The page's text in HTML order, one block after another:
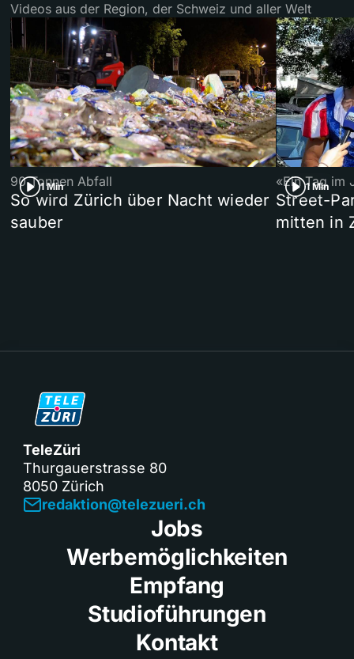
Videos aus der Region, der Schweiz und aller Welt
1 Min
90 Tonnen Abfall
So wird Zürich über Nacht wieder
sauber
1 Min
«Ein Tag im
Street-
mitten in
TeleZüri
Thurgauerstrasse 80
8050 Zürich
redaktion@telezueri.ch
Jobs
Werbemöglichkeiten
Empfang
Studioführungen
Kontakt